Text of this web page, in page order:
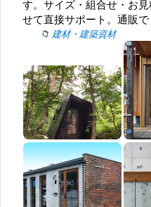
す。サイズ・組合せ・お
せて直接サポート。通販
建材・建築資材